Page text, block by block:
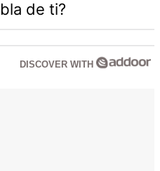
de ti?
DISCOVER WITH